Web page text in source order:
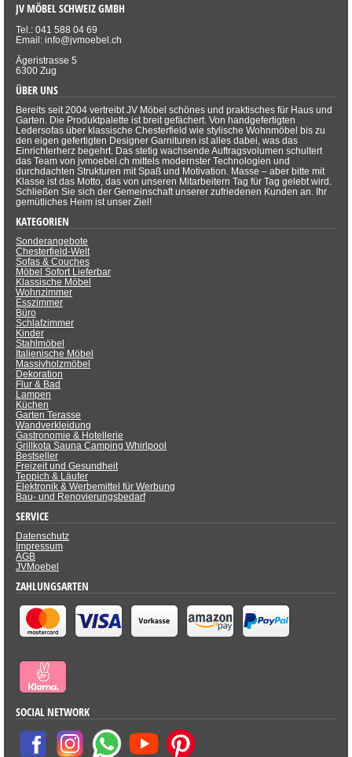
JV MÖBEL SCHWEIZ GMBH
Tel.: 041 588 04 69
Email: info@jvmoebel.ch
Ägeristrasse 5
6300 Zug
ÜBER UNS
Bereits seit 2004 vertreibt JV Möbel schönes und praktisches für Haus und
Garten. Die Produktpalette ist breit gefächert. Von handgefertigten
Ledersofas über klassische Chesterfield wie stylische Wohnmöbel bis zu
den eigen gefertigten Designer Garnituren ist alles dabei, was das
Einrichterherz begehrt. Das stetig wachsende Auftragsvolumen schultert
das Team von jvmoebel.ch mittels modernster Technologien und
durchdachten Strukturen mit Spaß und Motivation. Masse – aber bitte mit
Klasse ist das Motto, das von unseren Mitarbeitern Tag für Tag gelebt wird.
Schließen Sie sich der Gemeinschaft unserer zufriedenen Kunden an. Ihr
gemütliches Heim ist unser Ziel!
KATEGORIEN
Sonderangebote
Chesterfield-Welt
Sofas & Couches
Möbel Sofort Lieferbar
Klassische Möbel
Wohnzimmer
Esszimmer
Büro
Schlafzimmer
Kinder
Stahlmöbel
Italienische Möbel
Massivholzmöbel
Dekoration
Flur & Bad
Lampen
Küchen
Garten Terasse
Wandverkleidung
Gastronomie & Hotellerie
Grillkota Sauna Camping Whirlpool
Bestseller
Freizeit und Gesundheit
Teppich & Läufer
Elektronik & Werbemittel für Werbung
Bau- und Renovierungsbedarf
SERVICE
Datenschutz
Impressum
AGB
JVMoebel
ZAHLUNGSARTEN
SOCIAL NETWORK